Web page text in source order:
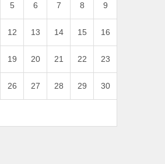
5 6 7 8 9
12 13 14 15 16
19 20 21 22 23
26 27 28 29 30